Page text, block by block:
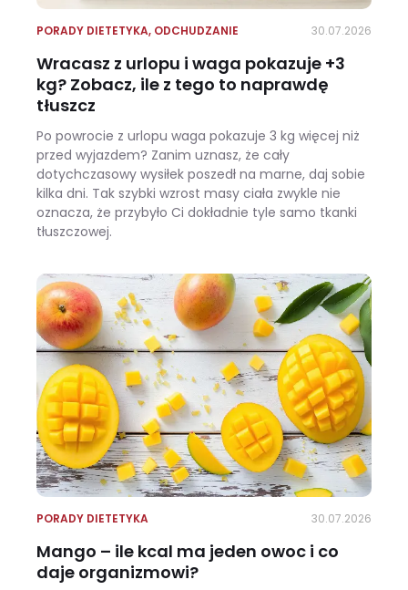
PORADY DIETETYKA, ODCHUDZANIE 30.07.2026
Wracasz z urlopu i waga pokazuje +3
kg? Zobacz, ile z tego to naprawdę
tłuszcz
Po powrocie z urlopu waga pokazuje 3 kg więcej niż
przed wyjazdem? Zanim uznasz, że cały
dotychczasowy wysiłek poszedł na marne, daj sobie
kilka dni. Tak szybki wzrost masy ciała zwykle nie
oznacza, że przybyło Ci dokładnie tyle samo tkanki
tłuszczowej.
PORADY DIETETYKA 30.07.2026
Mango – ile kcal ma jeden owoc i co
daje organizmowi?